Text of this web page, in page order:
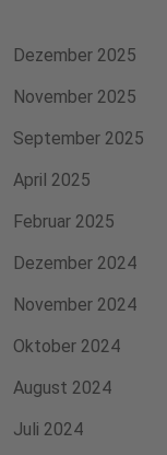
Dezember 2025
November 2025
September 2025
April 2025
Februar 2025
Dezember 2024
November 2024
Oktober 2024
August 2024
Juli 2024